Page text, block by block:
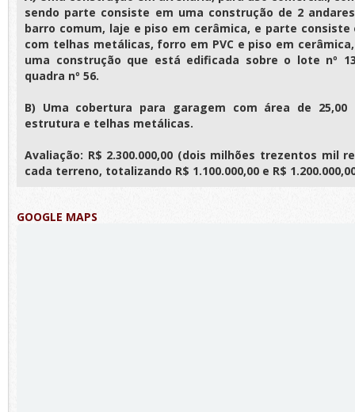
sendo parte consiste em uma construção de 2
barro comum, laje e piso em cerâmica, e parte
com telhas metálicas, forro em PVC e piso em
uma construção que está edificada sobre o lote nº
quadra nº 56.
B) Uma cobertura para garagem com área de 25,00
estrutura e telhas metálicas.
Avaliação: R$ 2.300.000,00 (dois milhões trezentos mil
cada terreno, totalizando R$ 1.100.000,00 e R$
GOOGLE MAPS